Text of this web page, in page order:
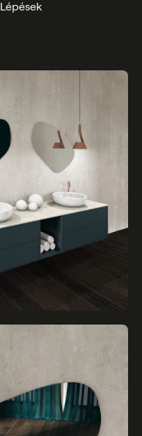
Lépések